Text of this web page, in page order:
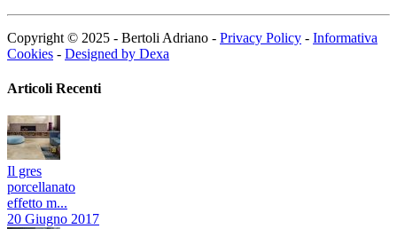
Copyright © 2025 - Bertoli Adriano - Privacy Policy - Informativa
Cookies - Designed by Dexa
Articoli Recenti
Il gres
porcellanato
effetto m...
20 Giugno 2017